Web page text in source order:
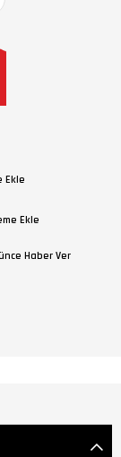
Ekle
Ekle
Haber Ver